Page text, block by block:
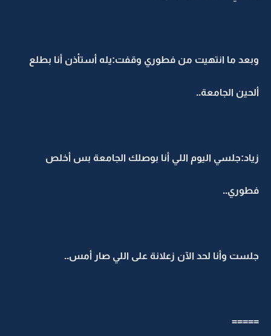
وبعد ما انتهيت من فطوري وقفت:يله أستأذن أنا بطلع
ألحين الجامعة..
زياد:جلسي اليوم اللي أنا بوصلك الجامعة بس أخلص
فطوري..
جلست وأنا لحد الآن زعلانة على اللي صار أمس..
=====